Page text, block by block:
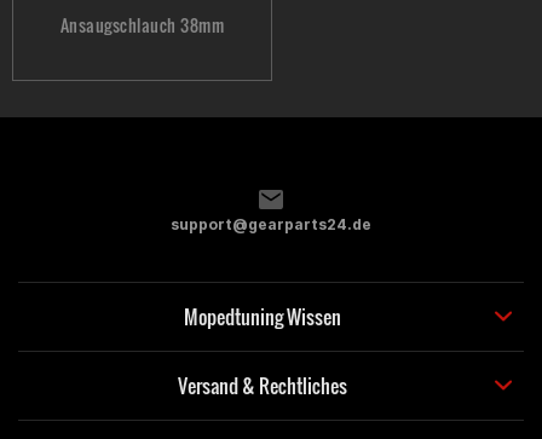
Ansaugschlauch 38mm
support@gearparts24.de
Mopedtuning Wissen
Versand & Rechtliches